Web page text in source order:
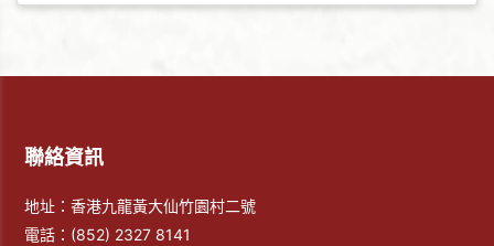
聯絡資訊
地址：香港九龍黃大仙竹園村二號
電話： (852) 2327 8141